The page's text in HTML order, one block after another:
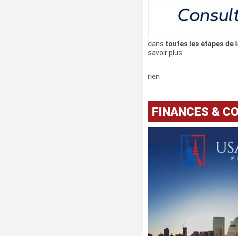
dans toutes les étapes de
savoir plus.
rien
FINANCES &